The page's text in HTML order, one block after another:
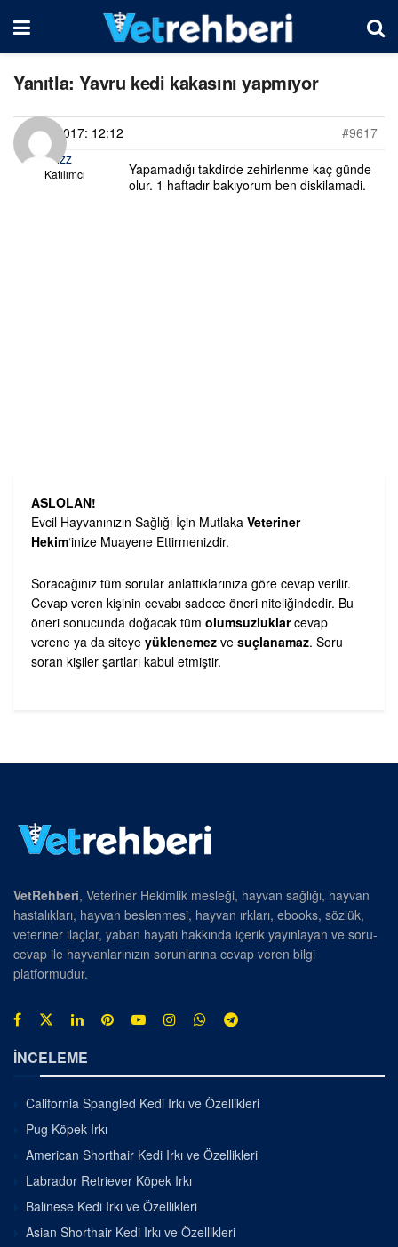
Yanıtla: Yavru kedi kakasını yapmıyor
09/10/2017: 12:12
#9617
Gizz
Katılımcı
Yapamadığı takdirde zehirlenme kaç günde
olur. 1 haftadır bakıyorum ben diskilamadi.
ASLOLAN!
Evcil Hayvanınızın Sağlığı İçin Mutlaka Veteriner
Hekim‘inize Muayene Ettirmenizdir.
Soracağınız tüm sorular anlattıklarınıza göre cevap verilir.
Cevap veren kişinin cevabı sadece öneri niteliğindedir. Bu
öneri sonucunda doğacak tüm olumsuzluklarcevap
verene ya da siteye yüklenemez ve suçlanamaz. Soru
soran kişiler şartları kabul etmiştir.
VetRehberi, Veteriner Hekimlik mesleği, hayvan sağlığı, hayvan
hastalıkları, hayvan beslenmesi, hayvan ırkları, ebooks, sözlük,
veteriner ilaçlar, yaban hayatı hakkında içerik yayınlayan ve soru-
cevap ile hayvanlarınızın sorunlarına cevap veren bilgi
platformudur.
İNCELEME
California Spangled Kedi Irkı ve Özellikleri
Pug Köpek Irkı
American Shorthair Kedi Irkı ve Özellikleri
Labrador Retriever Köpek Irkı
Balinese Kedi Irkı ve Özellikleri
Asian Shorthair Kedi Irkı ve Özellikleri